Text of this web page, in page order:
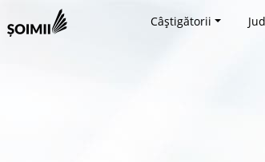
Câștigătorii